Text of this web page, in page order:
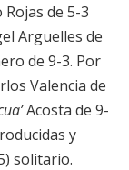
de 5-3
Arguelles de
de 9-3. Por
Valencia de
Acosta de 9-
y
solitario.